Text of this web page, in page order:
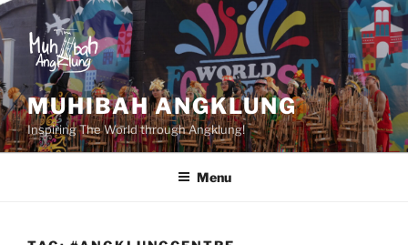
Skip
to
content
MUHIBAH ANGKLUNG
Inspiring The World through Angklung!
Menu